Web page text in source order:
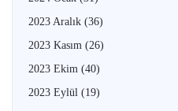
2023 Aralık (36)
2023 Kasım (26)
2023 Ekim (40)
2023 Eylül (19)